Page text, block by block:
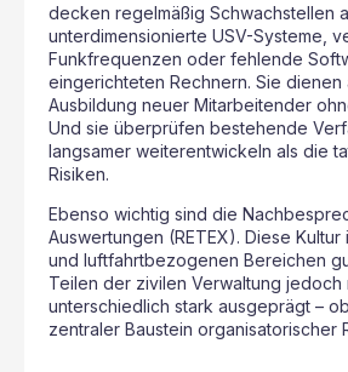
decken regelmäßig Schwachstellen
unterdimensionierte USV-Systeme,
Funkfrequenzen oder fehlende
eingerichteten Rechnern. Sie
Ausbildung neuer Mitarbeitender
Und sie überprüfen bestehende
langsamer weiterentwickeln als die
Risiken.
Ebenso wichtig sind die
Auswertungen (RETEX). Diese Kultur
und luftfahrtbezogenen Bereichen
Teilen der zivilen Verwaltung jedoch
unterschiedlich stark ausgeprägt –
zentraler Baustein organisatorischer